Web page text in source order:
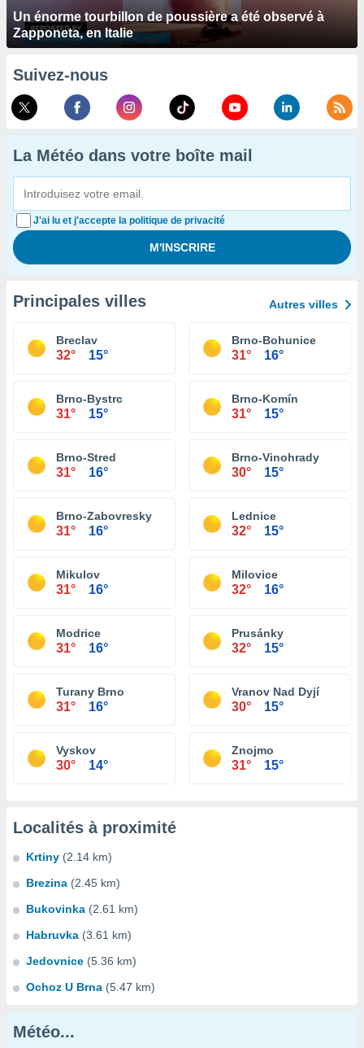
Un énorme tourbillon de poussière a été observé à
Zapponeta, en Italie
Suivez-nous
La Météo dans votre boîte mail
J'ai lu et j'accepte la politique de privacité
Principales villes Autres villes
Breclav
32° 15°
Brno-Bohunice
31° 16°
Brno-Bystrc
31° 15°
Brno-Komín
31° 15°
Brno-Stred
31° 16°
Brno-Vinohrady
30° 15°
Brno-Zabovresky
31° 16°
Lednice
32° 15°
Mikulov
31° 16°
Milovice
32° 16°
Modrice
31° 16°
Prusánky
32° 15°
Turany Brno
31° 16°
Vranov Nad Dyjí
30° 15°
Vyskov
30° 14°
Znojmo
31° 15°
Localités à proximité
Krtiny (2.14 km)
Brezina (2.45 km)
Bukovinka (2.61 km)
Habruvka (3.61 km)
Jedovnice (5.36 km)
Ochoz U Brna (5.47 km)
Météo...